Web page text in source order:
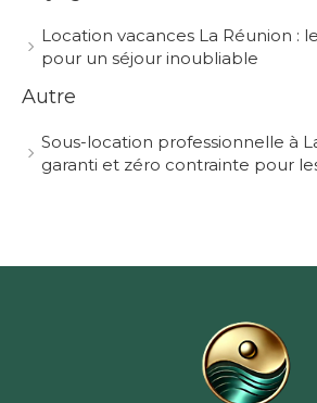
Location vacances La Réunion :
pour un séjour inoubliable
Autre
Sous-location professionnelle à
garanti et zéro contrainte pour